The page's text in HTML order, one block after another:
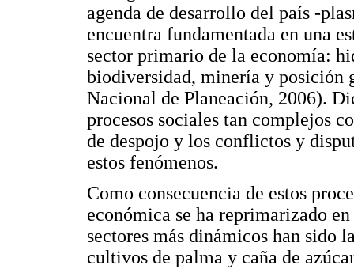
agenda de desarrollo del país -
encuentra fundamentada en una
sector primario de la economía:
biodiversidad, minería y posición
Nacional de Planeación, 2006).
procesos sociales tan complejos
de despojo y los conflictos y
estos fenómenos.
Como consecuencia de estos
económica se ha reprimarizado
sectores más dinámicos han sido
cultivos de palma y caña de